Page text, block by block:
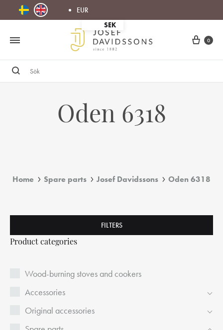
EUR
SEK
Cart
0
Sök
Oden 6318
Home Spare parts Josef Davidssons Oden 6318
FILTERS
Product categories
Wood-burning stoves and cookers
Accessories
Original accessories